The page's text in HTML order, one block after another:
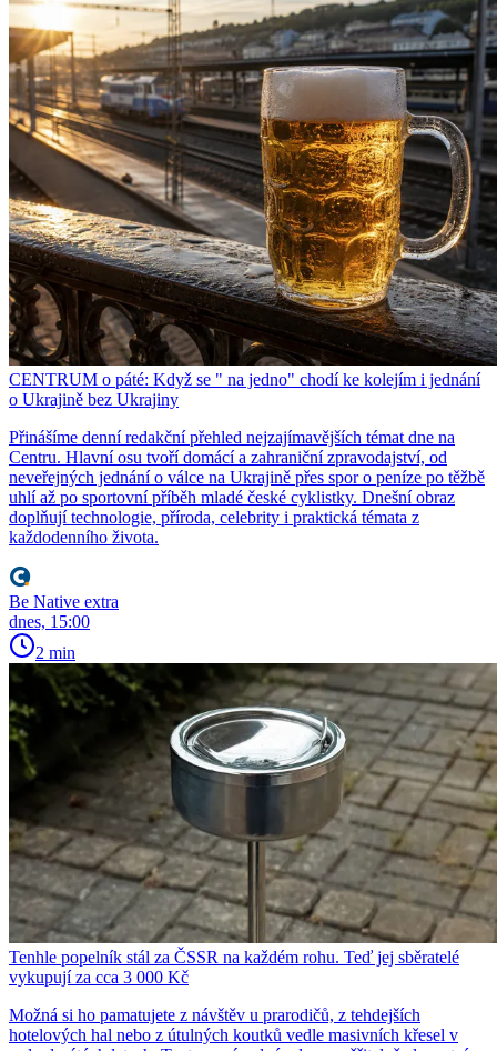
CENTRUM o páté: Když se " na jedno" chodí ke kolejím i jednání
o Ukrajině bez Ukrajiny
Přinášíme denní redakční přehled nejzajímavějších témat dne na
Centru. Hlavní osu tvoří domácí a zahraniční zpravodajství, od
neveřejných jednání o válce na Ukrajině přes spor o peníze po těžbě
uhlí až po sportovní příběh mladé české cyklistky. Dnešní obraz
doplňují technologie, příroda, celebrity i praktická témata z
každodenního života.
Be Native extra
dnes, 15:00
2 min
Tenhle popelník stál za ČSSR na každém rohu. Teď jej sběratelé
vykupují za cca 3 000 Kč
Možná si ho pamatujete z návštěv u prarodičů, z tehdejších
hotelových hal nebo z útulných koutků vedle masivních křesel v